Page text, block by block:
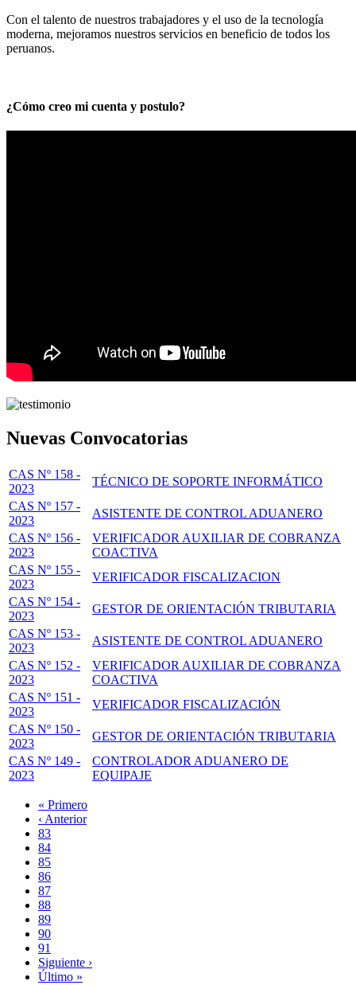
Con el talento de nuestros trabajadores y el uso de la tecnología
moderna, mejoramos nuestros servicios en beneficio de todos los
peruanos.
¿Cómo creo mi cuenta y postulo?
Nuevas Convocatorias
CAS Nº 158 -
2023
TÉCNICO DE SOPORTE INFORMÁTICO
CAS Nº 157 -
2023
ASISTENTE DE CONTROL ADUANERO
CAS Nº 156 -
2023
VERIFICADOR AUXILIAR DE COBRANZA
COACTIVA
CAS Nº 155 -
2023
VERIFICADOR FISCALIZACION
CAS Nº 154 -
2023
GESTOR DE ORIENTACIÓN TRIBUTARIA
CAS Nº 153 -
2023
ASISTENTE DE CONTROL ADUANERO
CAS Nº 152 -
2023
VERIFICADOR AUXILIAR DE COBRANZA
COACTIVA
CAS Nº 151 -
2023
VERIFICADOR FISCALIZACIÓN
CAS Nº 150 -
2023
GESTOR DE ORIENTACIÓN TRIBUTARIA
CAS Nº 149 -
2023
CONTROLADOR ADUANERO DE
EQUIPAJE
Paginación
Primera
página
« Primero
Página
anterior
‹ Anterior
Page
83
Page
84
Page
85
Page
86
Página
actual
87
Page
88
Page
89
Page
90
Page
91
Siguiente
página
Siguiente ›
Última
Último »